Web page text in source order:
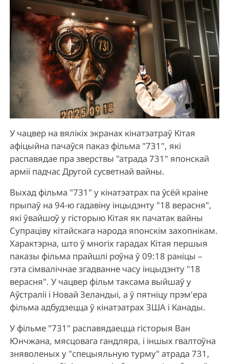
У чацвер на вялікіх экранах кінатэатраў Кітая
афіцыйна пачаўся паказ фільма "731", які
распавядае пра зверствы "атрада 731" японскай
арміі падчас Другой сусветнай вайны.
Выхад фільма "731" у кінатэатрах па ўсёй краіне
прыпаў на 94-ю гадавіну інцыдэнту "18 верасня",
які ўвайшоў у гісторыю Кітая як пачатак вайны
Супраціву кітайскага народа японскім захопнікам.
Характэрна, што ў многіх гарадах Кітая першыя
паказы фільма прайшлі роўна ў 09:18 раніцы –
гэта сімвалічнае згадванне часу інцыдэнту "18
верасня". У чацвер фільм таксама выйшаў у
Аўстраліі і Новай Зеландыі, а ў пятніцу прэм'ера
фільма адбудзецца ў кінатэатрах ЗША і Канады.
У фільме "731" распавядаецца гісторыя Ван
Юнчжана, мясцовага гандляра, і іншых гвалтоўна
зняволеных у "спецыяльную турму" атрада 731,